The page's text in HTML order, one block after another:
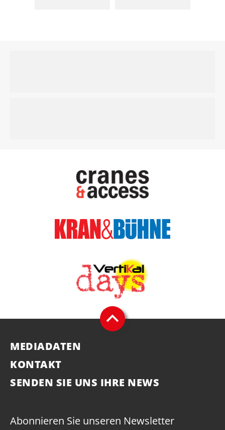
MEDIADATEN
KONTAKT
SENDEN SIE UNS IHRE NEWS
Abonnieren Sie unseren Newsletter